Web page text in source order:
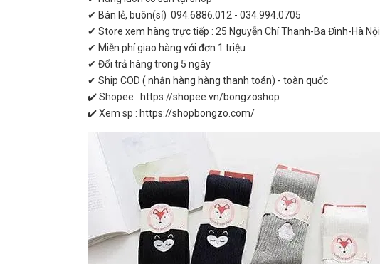
✔ Bán lẻ, buôn(sỉ) 094.6886.012 - 034.994.0705
✔ Store xem hàng trực tiếp : 25 Nguyễn Chí Thanh-Ba Đình-Hà Nội
✔ Miễn phí giao hàng với đơn 1 triệu
✔ Đổi trả hàng trong 5 ngày
✔ Ship COD ( nhận hàng hàng thanh toán) - toàn quốc
✔️ Shopee : https://shopee.vn/bongzoshop
✔️ Xem sp : https://shopbongzo.com/